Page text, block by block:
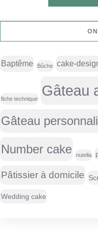
Baptême Bûche cake-
fiche technique Gâteau
Gâteau
Number cake nutella
Pâtissier à domicile
Wedding cake